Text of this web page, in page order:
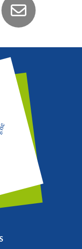
le compte Facebook
vers la chaîne Youtube